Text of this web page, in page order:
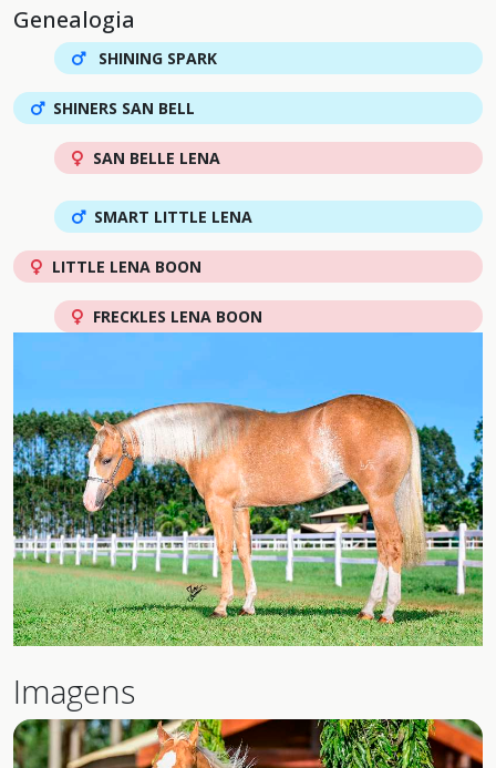
Genealogia
SHINING SPARK
SHINERS SAN BELL
SAN BELLE LENA
SMART LITTLE LENA
LITTLE LENA BOON
FRECKLES LENA BOON
Imagens